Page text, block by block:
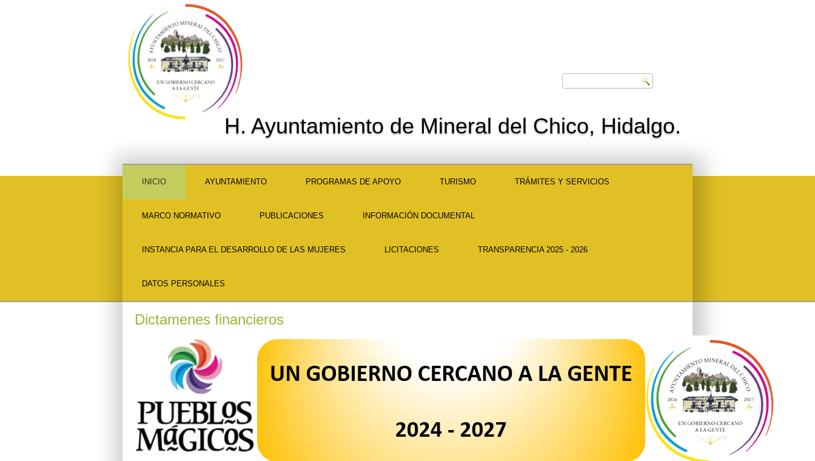
H. Ayuntamiento de Mineral del Chico, Hidalgo.
INICIO AYUNTAMIENTO PROGRAMAS DE APOYO TURISMO TRÁMITES Y SERVICIOS
MARCO NORMATIVO PUBLICACIONES INFORMACIÓN DOCUMENTAL
INSTANCIA PARA EL DESARROLLO DE LAS MUJERES LICITACIONES TRANSPARENCIA 2025 - 2026
DATOS PERSONALES
Dictamenes financieros